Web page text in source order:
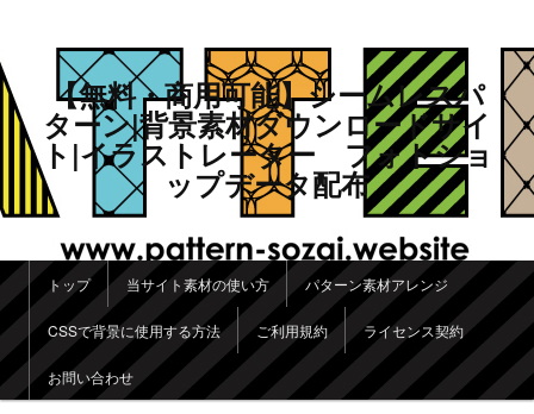
【無料・商用可能】シームレスパ
ターン|背景素材ダウンロードサイ
ト|イラストレーター フォトショ
ップデータ配布
メインメニュー
メインコンテンツへ移動
サブコンテンツへ移動
トップ 当サイト素材の使い方 パターン素材アレンジ
CSSで背景に使用する方法 ご利用規約 ライセンス契約
お問い合わせ